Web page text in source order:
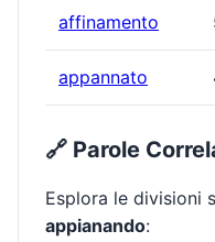
affinamento
appannato
🔗 Parole
Esplora le divisioni
appianando: